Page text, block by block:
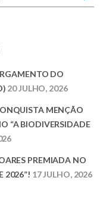
DO
20 JULHO, 2026
MENÇÃO
“A BIODIVERSIDADE
PREMIADA NO
2026”! 17 JULHO, 2026